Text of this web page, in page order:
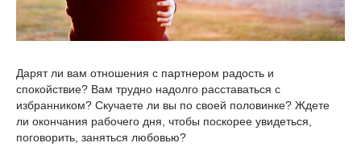
Дарят ли вам отношения с партнером радость и
спокойствие? Вам трудно надолго расставаться с
избранником? Скучаете ли вы по своей половинке? Ждете
ли окончания рабочего дня, чтобы поскорее увидеться,
поговорить, заняться любовью?